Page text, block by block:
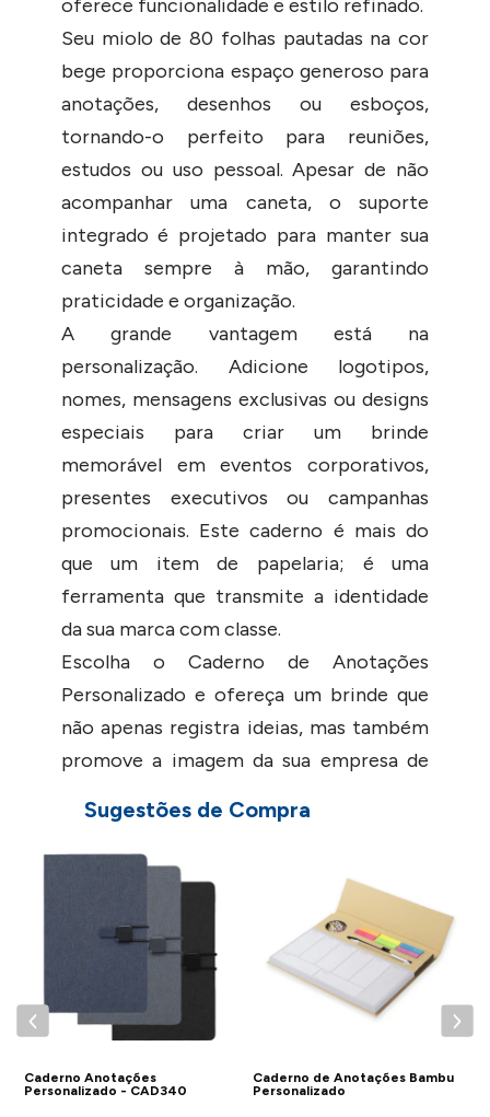
oferece funcionalidade e estilo refinado.
Seu miolo de 80 folhas pautadas na cor
bege proporciona espaço generoso para
anotações, desenhos ou esboços,
tornando-o perfeito para reuniões,
estudos ou uso pessoal. Apesar de não
acompanhar uma caneta, o suporte
integrado é projetado para manter sua
caneta sempre à mão, garantindo
praticidade e organização.
A grande vantagem está na
personalização. Adicione logotipos,
nomes, mensagens exclusivas ou designs
especiais para criar um brinde
memorável em eventos corporativos,
presentes executivos ou campanhas
promocionais. Este caderno é mais do
que um item de papelaria; é uma
ferramenta que transmite a identidade
da sua marca com classe.
Escolha o Caderno de Anotações
Personalizado e ofereça um brinde que
não apenas registra ideias, mas também
promove a imagem da sua empresa de
NÃO ACOMPAMHA CANETA.
- Solicite via chat um cupom de
desconto para compras acima de 200
peças.
DETALHES DO CADERNO
Sugestões de Compra
Caderno Anotações
Personalizado - CAD340
Caderno de Anotações Bambu
Personalizado